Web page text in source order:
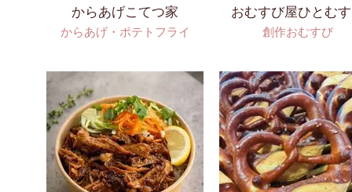
からあげこてつ家
からあげ・ポテトフライ
おむすび屋ひとむ
創作おむすび